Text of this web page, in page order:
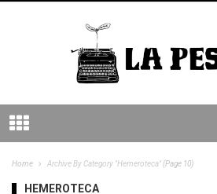
Home Archive By Category "Hemeroteca"(Page 10)
HEMEROTECA